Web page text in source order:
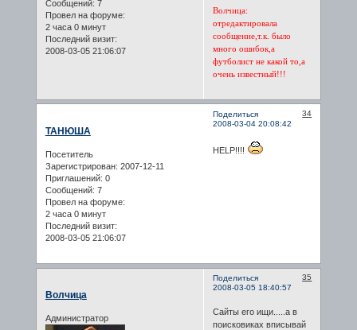
Сообщений: 7
Провел на форуме:
2 часа 0 минут
Последний визит:
2008-03-05 21:06:07
Волчица:
отредактировала
сообщение,т.к. было
много ошибок,а
футболист не какой то,а
очень известный!!!
Поделиться
34
2008-03-04 20:08:42
ТАНЮША
Посетитель
Зарегистрирован: 2007-12-11
Приглашений: 0
Сообщений: 7
Провел на форуме:
2 часа 0 минут
Последний визит:
2008-03-05 21:06:07
HELP!!!!
Поделиться
35
2008-03-05 18:40:57
Волчица
Администратор
Сайты его ищи.....а в
поисковиках вписывай